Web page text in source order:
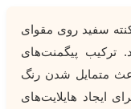
سفید روی مقوای
ترکیب پیگمنت‌های
متمایل شدن رنگ
ایجاد هایلایت‌های